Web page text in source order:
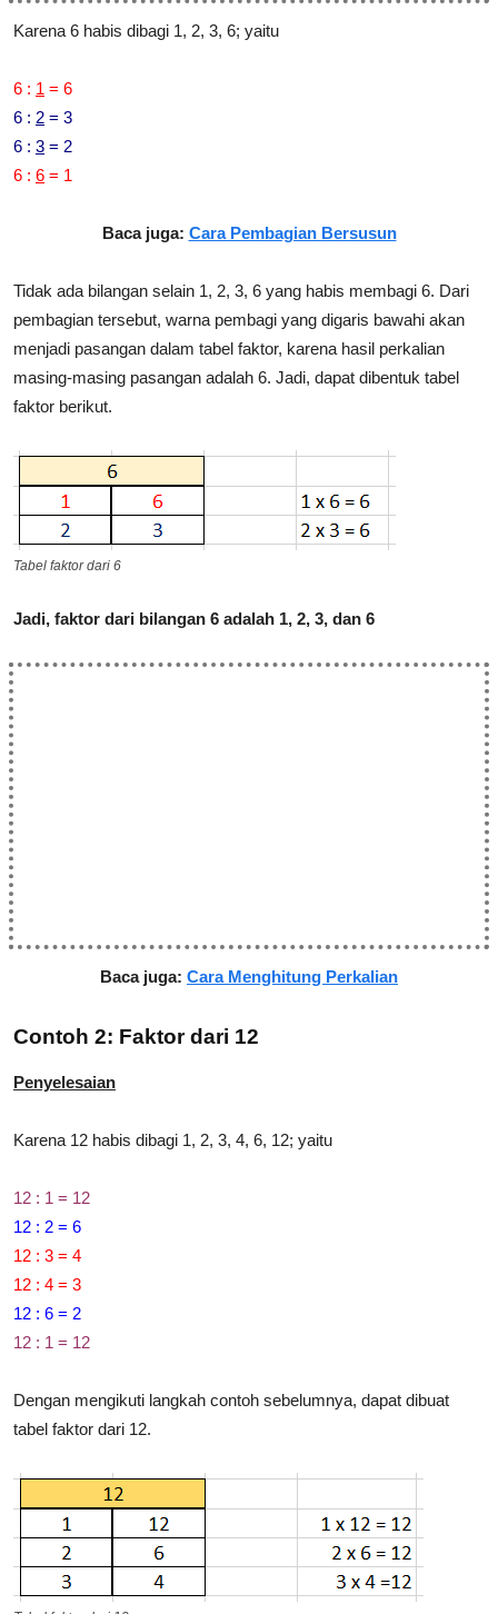
Karena 6 habis dibagi 1, 2, 3, 6; yaitu
6 : 1 = 6
6 : 2 = 3
6 : 3 = 2
6 : 6 = 1
Baca juga: Cara Pembagian Bersusun
Tidak ada bilangan selain 1, 2, 3, 6 yang habis membagi 6. Dari
pembagian tersebut, warna pembagi yang digaris bawahi akan
menjadi pasangan dalam tabel faktor, karena hasil perkalian
masing-masing pasangan adalah 6. Jadi, dapat dibentuk tabel
faktor berikut.
Tabel faktor dari 6
Jadi, faktor dari bilangan 6 adalah 1, 2, 3, dan 6
Baca juga: Cara Menghitung Perkalian
Contoh 2: Faktor dari 12
Penyelesaian
Karena 12 habis dibagi 1, 2, 3, 4, 6, 12; yaitu
12 : 1 = 12
12 : 2 = 6
12 : 3 = 4
12 : 4 = 3
12 : 6 = 2
12 : 1 = 12
Dengan mengikuti langkah contoh sebelumnya, dapat dibuat
tabel faktor dari 12.